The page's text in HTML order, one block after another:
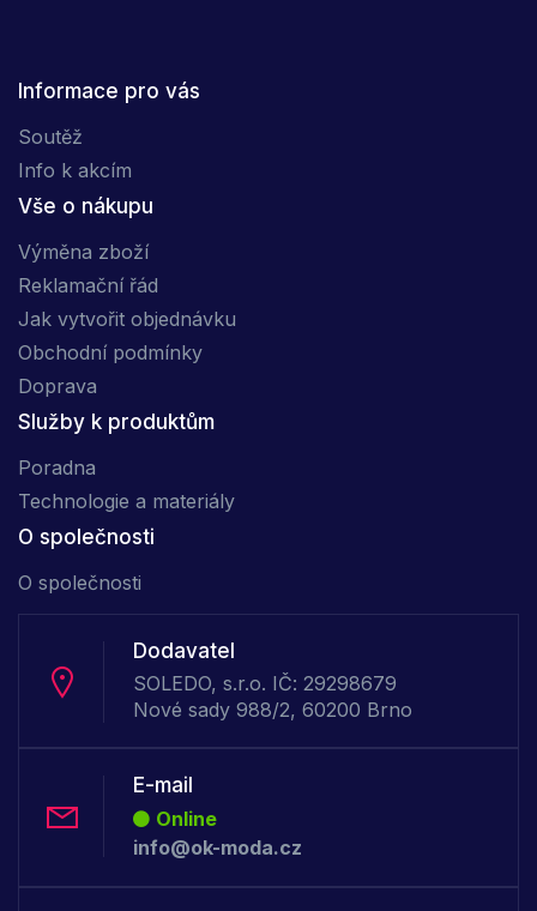
Informace pro vás
Soutěž
Info k akcím
Vše o nákupu
Výměna zboží
Reklamační řád
Jak vytvořit objednávku
Obchodní podmínky
Doprava
Služby k produktům
Poradna
Technologie a materiály
O společnosti
O společnosti
Dodavatel
SOLEDO, s.r.o. IČ: 29298679
Nové sady 988/2, 60200 Brno
E-mail
Online
info@ok-moda.cz